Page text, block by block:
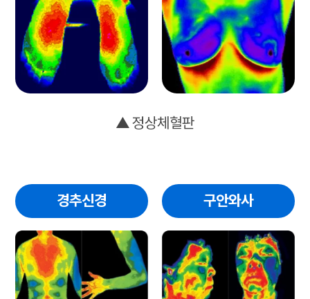
▲ 정상체혈판
경추신경 구안와사